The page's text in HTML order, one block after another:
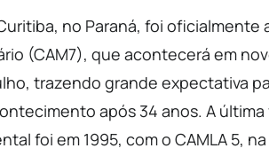
no Paraná, foi oficialmente
(CAM7), que acontecerá em
trazendo grande expectativa
após 34 anos. A
foi em 1995, com o CAMLA 5,